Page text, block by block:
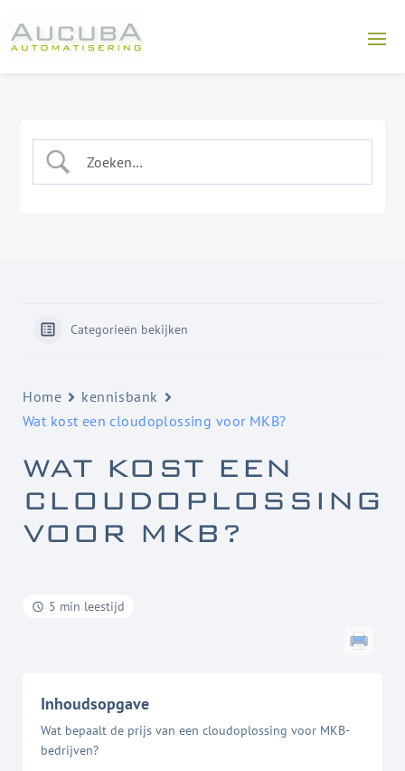
Categorieën bekijken
Home
kennisbank
Wat kost een cloudoplossing voor MKB?
WAT KOST EEN
CLOUDOPLOSSING
VOOR MKB?
5 min leestijd
Inhoudsopgave
Wat bepaalt de prijs van een cloudoplossing voor MKB-
bedrijven?